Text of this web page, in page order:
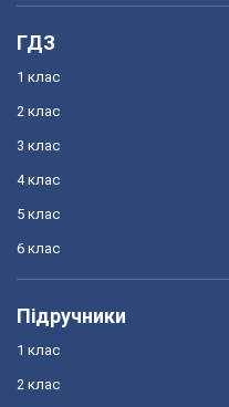
ГДЗ
1 клас
2 клас
3 клас
4 клас
5 клас
6 клас
Підручники
1 клас
2 клас